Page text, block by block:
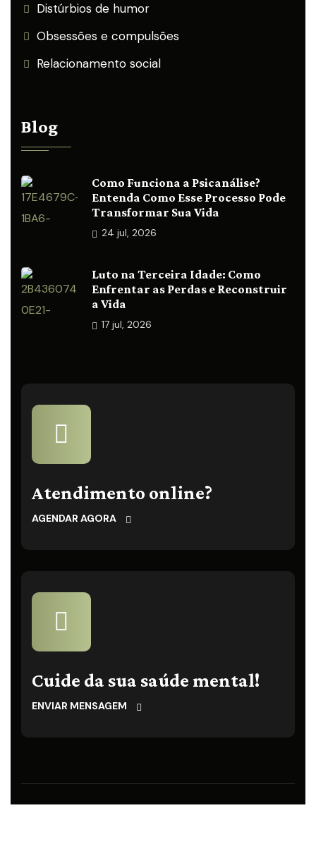
Distúrbios de humor
Obsessões e compulsões
Relacionamento social
Blog
Como Funciona a Psicanálise?
Entenda Como Esse Processo Pode
Transformar Sua Vida
24 jul, 2026
Luto na Terceira Idade: Como
Enfrentar as Perdas e Reconstruir
a Vida
17 jul, 2026
Atendimento online?
AGENDAR AGORA
Cuide da sua saúde mental!
ENVIAR MENSAGEM